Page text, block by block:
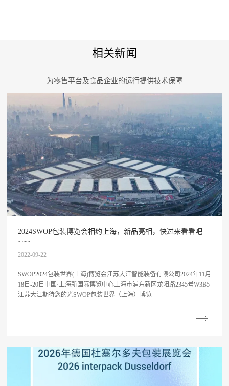
相关新闻
为零售平台及食品企业的运行提供技术保障
2024SWOP包装博览会相约上海，新品亮相，快过来看看吧
~~~
2022-09-22
SWOP2024包装世界(上海)博览会江苏大江智能装备有限公司2024年11月
18日-20日中国·上海新国际博览中心上海市浦东新区龙阳路2345号W3B5
江苏大江期待您的光SWOP包装世界（上海）博览